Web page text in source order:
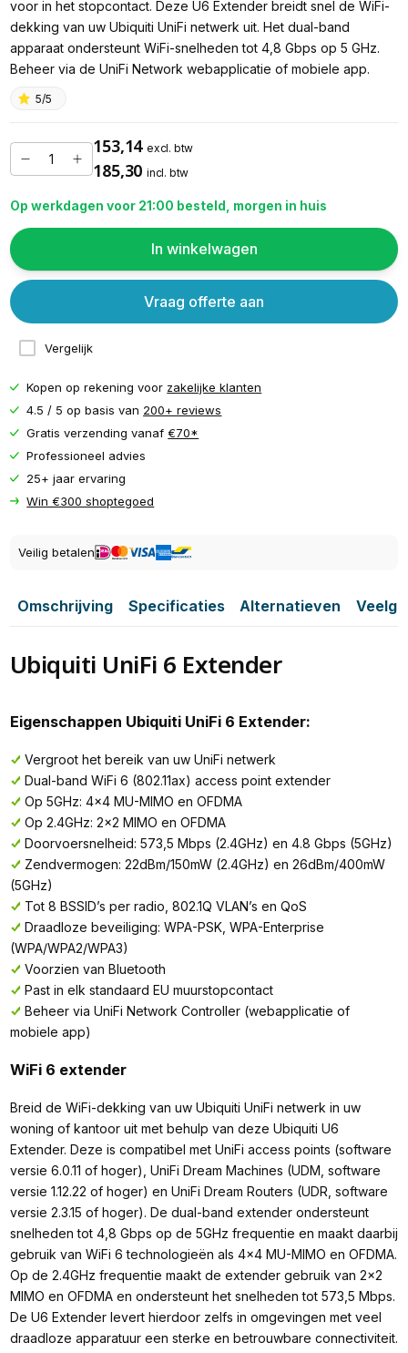
voor in het stopcontact. Deze U6 Extender breidt snel de WiFi-
dekking van uw Ubiquiti UniFi netwerk uit. Het dual-band
apparaat ondersteunt WiFi-snelheden tot 4,8 Gbps op 5 GHz.
Beheer via de UniFi Network webapplicatie of mobiele app.
5/5
153,14 excl. btw
185,30 incl. btw
Op werkdagen voor 21:00 besteld, morgen in huis
In winkelwagen
Vergelijk
Vraag offerte aan
Kopen op rekening voor zakelijke klanten
4.5 / 5 op basis van 200+ reviews
Gratis verzending vanaf€70*
Professioneel advies
25+ jaar ervaring
Win €300 shoptegoed
Veilig betalen
Omschrijving Specificaties Alternatieven
Ubiquiti UniFi 6 Extender
Eigenschappen Ubiquiti UniFi 6 Extender:
Vergroot het bereik van uw UniFi netwerk
Dual-band WiFi 6 (802.11ax) access point extender
Op 5GHz: 4x4 MU-MIMO en OFDMA
Op 2.4GHz: 2x2 MIMO en OFDMA
Doorvoersnelheid: 573,5 Mbps (2.4GHz) en 4.8 Gbps (5GHz)
Zendvermogen: 22dBm/150mW (2.4GHz) en 26dBm/400mW
(5GHz)
Tot 8 BSSID’s per radio, 802.1Q VLAN’s en QoS
Draadloze beveiliging: WPA-PSK, WPA-Enterprise
(WPA/WPA2/WPA3)
Voorzien van Bluetooth
Past in elk standaard EU muurstopcontact
Beheer via UniFi Network Controller (webapplicatie of
mobiele app)
WiFi 6 extender
Breid de WiFi-dekking van uw Ubiquiti UniFi netwerk in uw
woning of kantoor uit met behulp van deze Ubiquiti U6
Extender. Deze is compatibel met UniFi access points (software
versie 6.0.11 of hoger), UniFi Dream Machines (UDM, software
versie 1.12.22 of hoger) en UniFi Dream Routers (UDR, software
versie 2.3.15 of hoger). De dual-band extender ondersteunt
snelheden tot 4,8 Gbps op de 5GHz frequentie en maakt daarbij
gebruik van WiFi 6 technologieën als 4x4 MU-MIMO en OFDMA.
Op de 2.4GHz frequentie maakt de extender gebruik van 2x2
MIMO en OFDMA en ondersteunt het snelheden tot 573,5 Mbps.
De U6 Extender levert hierdoor zelfs in omgevingen met veel
draadloze apparatuur een sterke en betrouwbare connectiviteit.